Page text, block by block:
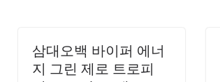
삼대오백 바이퍼 에너
지 그린 제로 트로피